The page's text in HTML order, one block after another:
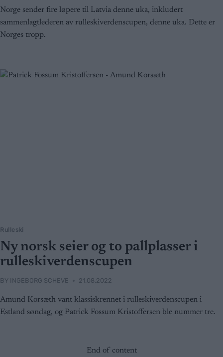
Norge sender fire løpere til Latvia denne uka, inkludert
sammenlagtlederen av rulleskiverdenscupen, denne uka. Dette er
Norges tropp.
Rulleski
Ny norsk seier og to pallplasser i
rulleskiverdenscupen
BY INGEBORG SCHEVE 21.08.2022
Amund Korsæth vant klassiskrennet i rulleskiverdenscupen i
Estland søndag, og Patrick Fossum Kristoffersen ble nummer tre.
End of content